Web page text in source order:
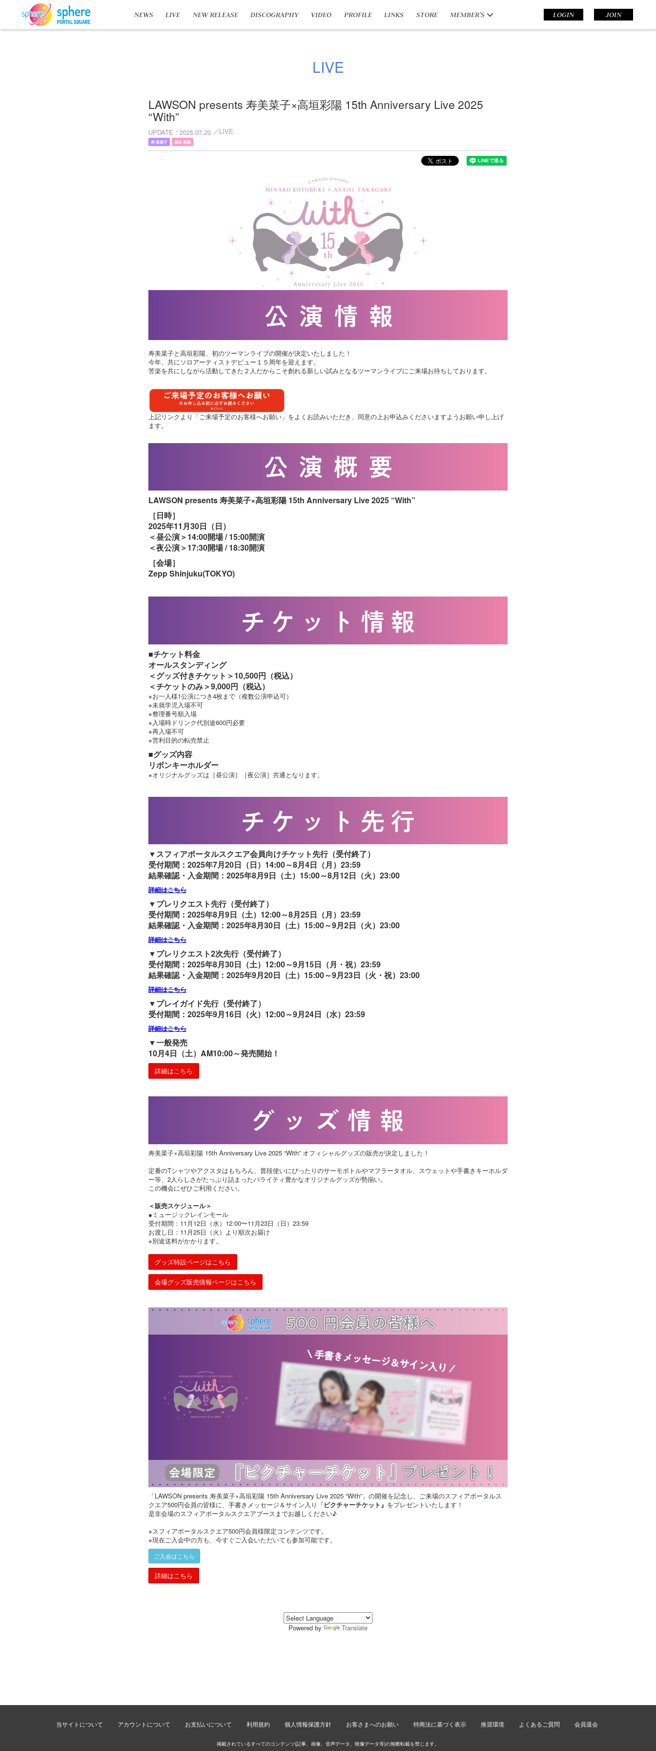
NEWS LIVE NEW RELEASE DISCOGRAPHY VIDEO PROFILE LINKS STORE MEMBER’S LOGIN JOIN
LIVE
LAWSON presents 寿美菜子×高垣彩陽 15th Anniversary Live 2025
“With”
UPDATE 2025.07.20 LIVE
寿 美菜子 高垣 彩陽
寿美菜子と高垣彩陽、初のツーマンライブの開催が決定いたしました！
今年、共にソロアーティストデビュー１５周年を迎えます。
​苦楽を共にしながら活動してきた２人だからこそ創れる新しい試みとなるツーマンライブにご来場お待ちしております。
上記リンクより「ご来場予定のお客様へお願い」をよくお読みいただき、同意の上お申込みくださいますようお願い申し上げ
ます。
LAWSON presents寿美菜子×高垣彩陽 15th Anniversary Live 2025 “With”
［日時］
2025年11月30日（日）
＜昼公演＞14:00開場 / 15:00開演
＜夜公演＞17:30開場 / 18:30開演
［会場］
Zepp Shinjuku(TOKYO)
■チケット料金
オールスタンディング
＜グッズ付きチケット＞10,500円（税込）
＜チケットのみ＞9,000円（税込）
※お一人様1公演につき4枚まで（複数公演申込可）
※未就学児入場不可
※整理番号順入場
※入場時ドリンク代別途600円必要
※再入場不可
※営利目的の転売禁止
■グッズ内容
リボンキーホルダー
※オリジナルグッズは［昼公演］［夜公演］共通となります。
▼スフィアポータルスクエア会員向けチケット先行（受付終了）
受付期間：2025年7月20日（日）14:00～8月4日（月）23:59
結果確認・入金期間：2025年8月9日（土）15:00～8月12日（火）23:00
詳細はこちら
▼プレリクエスト先行（受付終了）
受付期間：2025年8月9日（土）12:00～8月25日（月）23:59
結果確認・入金期間：2025年8月30日（土）15:00～9月2日（火）23:00
詳細はこちら
▼プレリクエスト2次先行（受付終了）
受付期間：2025年8月30日（土）12:00～9月15日（月・祝）23:59
結果確認・入金期間：2025年9月20日（土）15:00～9月23日（火・祝）23:00
詳細はこちら
▼プレイガイド先行（受付終了）
受付期間：2025年9月16日（火）12:00～9月24日（水）23:59
詳細はこちら
▼一般発売
10月4日（土）AM10:00～発売開始！
詳細はこちら
寿美菜子×高垣彩陽 15th Anniversary Live 2025 “With” オフィシャルグッズの販売が決定しました！
定番のTシャツやアクスタはもちろん、普段使いにぴったりのサーモボトルやマフラータオル、スウェットや手書きキーホルダ
ー等、2人らしさがたっぷり詰まったバライティ豊かなオリジナルグッズが勢揃い。
この機会にぜひご利用ください。
＜販売スケジュール＞
●ミュージックレインモール
受付期間：11月12日（水）12:00〜11月23日（日）23:59
お渡し日：11月25日（火）より順次お届け
※別途送料がかかります。
グッズ特設ページはこちら
会場グッズ販売情報ページはこちら
「LAWSON presents 寿美菜子×高垣彩陽 15th Anniversary Live 2025 “With”」の開催を記念し、ご来場のスフィアポータルス
クエア500円会員の皆様に、手書きメッセージ＆サイン入り『ピクチャーチケット』 をプレゼントいたします！
是非会場のスフィアポータルスクエアブースまでお越しください♪
※スフィアポータルスクエア500円会員様限定コンテンツです。
※現在ご入会中の方も、今すぐご入会いただいても参加可能です。
ご入会はこちら
詳細はこちら
Powered by Translate
当サイトについて アカウントについて お支払いについて 利用規約 個人情報保護方針 お客さまへのお願い 特商法に基づく表示 推奨環境 よくあるご質問 会員退会
掲載されているすべてのコンテンツ(記事、画像、音声データ、映像データ等)の無断転載を禁じます。